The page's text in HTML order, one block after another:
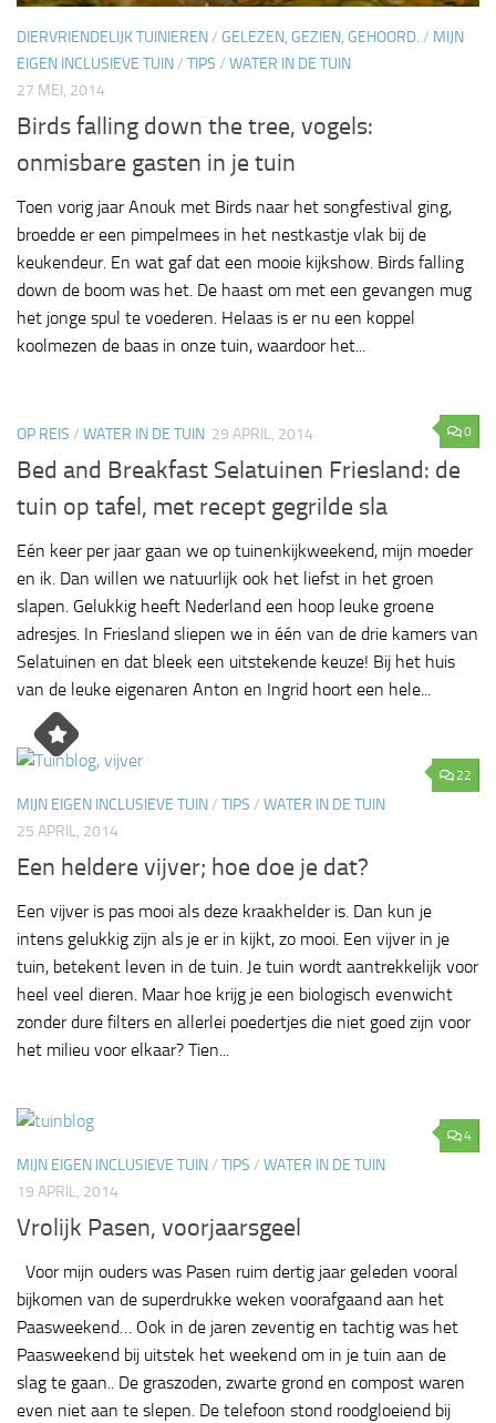
DIERVRIENDELIJK TUINIEREN/ GELEZEN, GEZIEN, GEHOORD. / MIJN
EIGEN INCLUSIEVE TUIN/ TIPS / WATER IN DE TUIN
27 MEI, 2014
Birds falling down the tree, vogels:
onmisbare gasten in je tuin
Toen vorig jaar Anouk met Birds naar het songfestival ging,
broedde er een pimpelmees in het nestkastje vlak bij de
keukendeur. En wat gaf dat een mooie kijkshow. Birds falling
down de boom was het. De haast om met een gevangen mug
het jonge spul te voederen. Helaas is er nu een koppel
koolmezen de baas in onze tuin, waardoor het...
0
OP REIS / WATER IN DE TUIN 29 APRIL, 2014
Bed and Breakfast Selatuinen Friesland: de
tuin op tafel, met recept gegrilde sla
Eén keer per jaar gaan we op tuinenkijkweekend, mijn moeder
en ik. Dan willen we natuurlijk ook het liefst in het groen
slapen. Gelukkig heeft Nederland een hoop leuke groene
adresjes. In Friesland sliepen we in één van de drie kamers van
Selatuinen en dat bleek een uitstekende keuze! Bij het huis
van de leuke eigenaren Anton en Ingrid hoort een hele...
22
MIJN EIGEN INCLUSIEVE TUIN/ TIPS / WATER IN DE TUIN
25 APRIL, 2014
Een heldere vijver; hoe doe je dat?
Een vijver is pas mooi als deze kraakhelder is. Dan kun je
intens gelukkig zijn als je er in kijkt, zo mooi. Een vijver in je
tuin, betekent leven in de tuin. Je tuin wordt aantrekkelijk voor
heel veel dieren. Maar hoe krijg je een biologisch evenwicht
zonder dure filters en allerlei poedertjes die niet goed zijn voor
het milieu voor elkaar? Tien...
4
MIJN EIGEN INCLUSIEVE TUIN/ TIPS / WATER IN DE TUIN
19 APRIL, 2014
Vrolijk Pasen, voorjaarsgeel
Voor mijn ouders was Pasen ruim dertig jaar geleden vooral
bijkomen van de superdrukke weken voorafgaand aan het
Paasweekend… Ook in de jaren zeventig en tachtig was het
Paasweekend bij uitstek het weekend om in je tuin aan de
slag te gaan.. De graszoden, zwarte grond en compost waren
even niet aan te slepen. De telefoon stond roodgloeiend bij